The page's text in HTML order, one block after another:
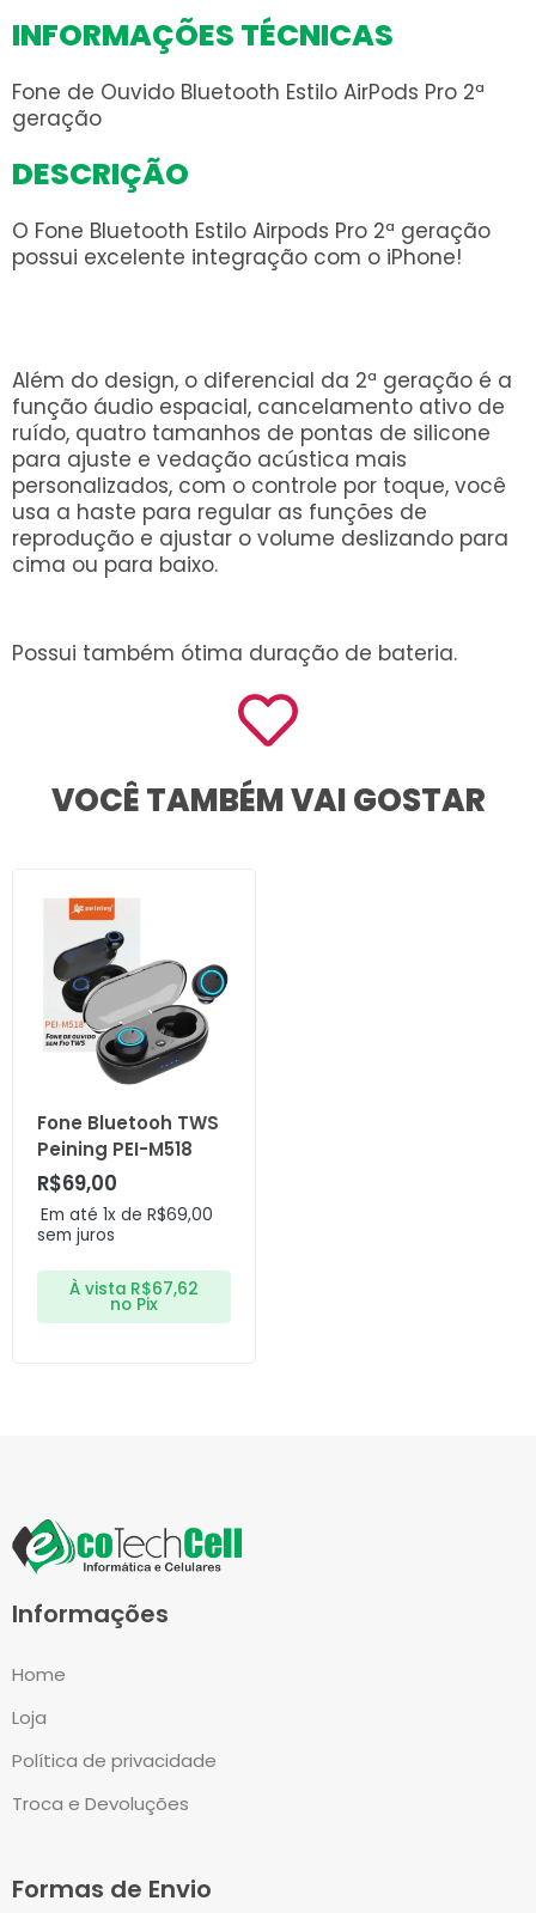
INFORMAÇÕES TÉCNICAS
Fone de Ouvido Bluetooth Estilo AirPods Pro 2ª
geração
DESCRIÇÃO
O Fone Bluetooth Estilo Airpods Pro 2ª geração
possui excelente integração com o iPhone!
Além do design, o diferencial da 2ª geração é a
função áudio espacial, cancelamento ativo de
ruído, quatro tamanhos de pontas de silicone
para ajuste e vedação acústica mais
personalizados, com o controle por toque, você
usa a haste para regular as funções de
reprodução e ajustar o volume deslizando para
cima ou para baixo.
Possui também ótima duração de bateria.
VOCÊ TAMBÉM VAI GOSTAR
Fone Bluetooh TWS
Peining PEI-M518
R$69,00
Em até 1x deR$69,00
sem juros
À vista R$67,62
no Pix
Informações
Home
Loja
Política de privacidade
Troca e Devoluções
Formas de Envio